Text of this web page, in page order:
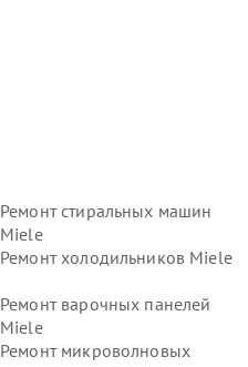
Ремонт стиральных машин
Miele
Ремонт холодильников Miele
Ремонт варочных панелей
Miele
Ремонт микроволновых